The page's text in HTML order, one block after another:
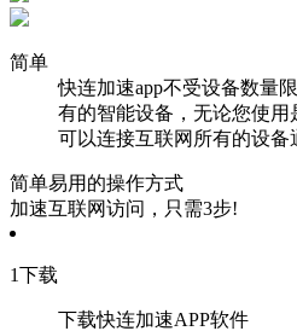
简单
快连加速app不受设备数量
有的智能设备，无论您使
可以连接互联网所有的设备
简单易用的操作方式
加速互联网访问，只需3步!
1下载
下载快连加速APP软件